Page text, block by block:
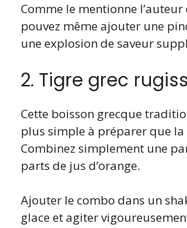
Comme le mentionne l’auteur
pouvez même ajouter une
une explosion de saveur
2. Tigre grec
Cette boisson grecque
plus simple à préparer que la
Combinez simplement une
parts de jus d’orange.
Ajouter le combo dans un
glace et agiter